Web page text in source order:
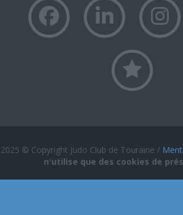
2025 © Copyright Judo Club de Touraine /
n'utilise que des cookies de